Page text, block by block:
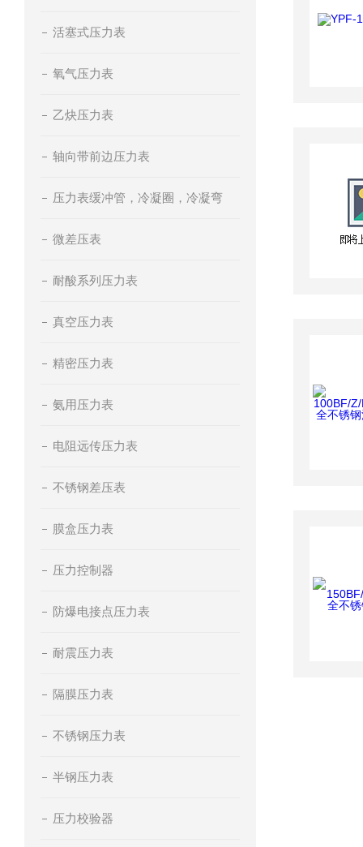
活塞式压力表
氧气压力表
乙炔压力表
轴向带前边压力表
压力表缓冲管，冷凝圈，冷凝弯
微差压表
耐酸系列压力表
真空压力表
精密压力表
氨用压力表
电阻远传压力表
不锈钢差压表
膜盒压力表
压力控制器
防爆电接点压力表
耐震压力表
隔膜压力表
不锈钢压力表
半钢压力表
压力校验器